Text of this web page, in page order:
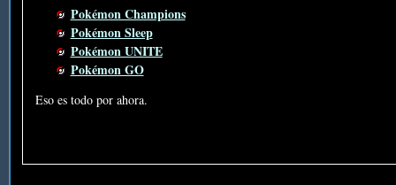
Pokémon Champions
Pokémon Sleep
Pokémon UNITE
Pokémon GO
Eso es todo por ahora.